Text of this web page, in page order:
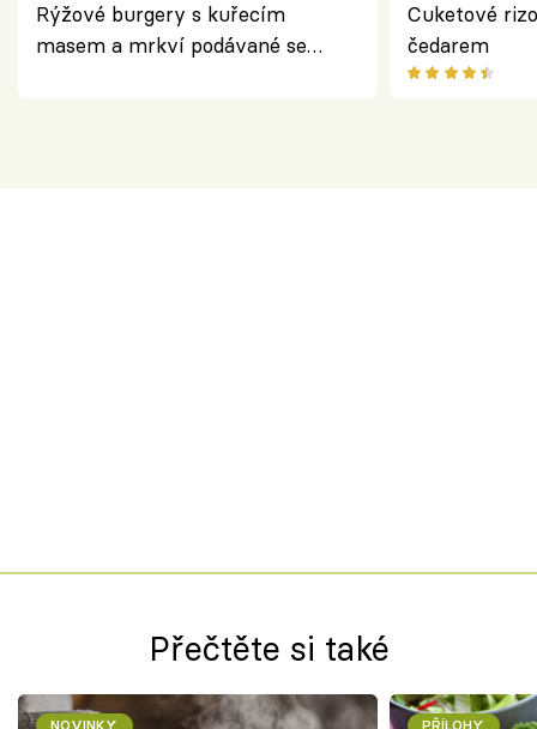
Rýžové burgery s kuřecím
masem a mrkví podávané se
Cuketové
čedarem
Přečtěte si také
NOVINKY PŘÍLOHY